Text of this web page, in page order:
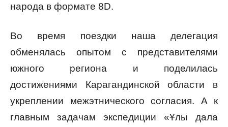
народа в формате 8D.
Во время поездки наша делегация
обменялась опытом с представителями
южного региона и поделилась
достижениями Карагандинской области в
укреплении межэтнического согласия. А к
главным задачам экспедиции «Ұлы дала